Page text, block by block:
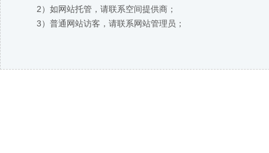
2）如网站托管，请联系空间提供商；
3）普通网站访客，请联系网站管理员；